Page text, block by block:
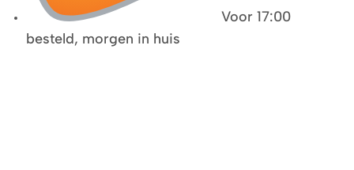
Voor 17:00
besteld, morgen in huis